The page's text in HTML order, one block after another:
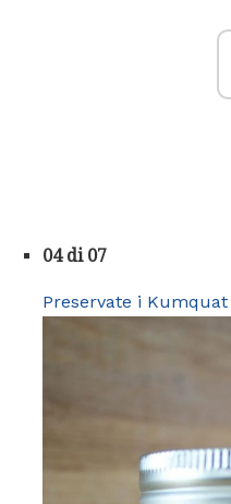
04 di 07
Preservate i Kumquat